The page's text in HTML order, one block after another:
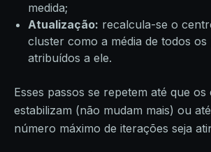
medida;
Atualização: recalcula-se o
cluster como a média de todos os
atribuídos a ele.
Esses passos se repetem até que os
estabilizam (não mudam mais) ou
número máximo de iterações seja